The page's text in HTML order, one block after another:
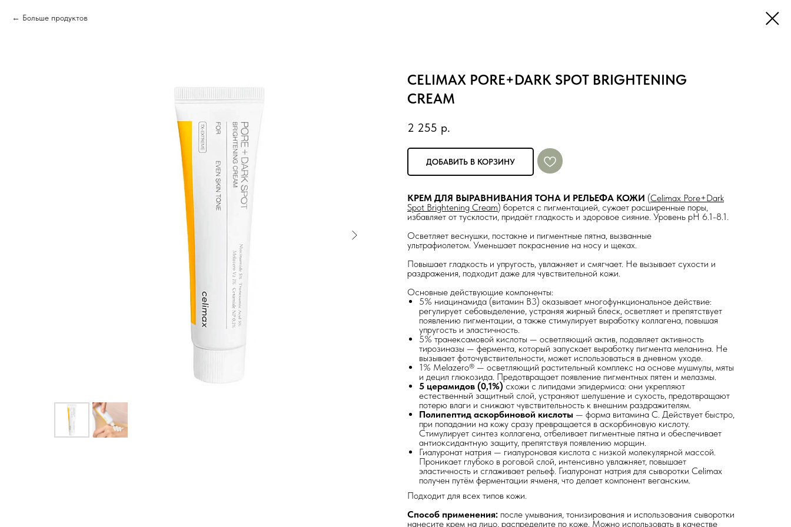
Больше продуктов
CELIMAX PORE+DARK SPOT BRIGHTENING
CREAM
2 255 р.
ДОБАВИТЬ В КОРЗИНУ
КРЕМ ДЛЯ ВЫРАВНИВАНИЯ ТОНА И РЕЛЬЕФА КОЖИ (Celimax Pore+Dark
Spot Brightening Cream) борется с пигментацией, сужает расширенные поры,
избавляет от тусклости, придаёт гладкость и здоровое сияние. Уровень pH 6.1-8.1.
Осветляет веснушки, постакне и пигментные пятна, вызванные
ультрафиолетом. Уменьшает покраснение на носу и щеках.
Повышает гладкость и упругость, увлажняет и смягчает. Не вызывает сухости и
раздражения, подходит даже для чувствительной кожи.
Основные действующие компоненты:
5% ниацинамида (витамин B3) оказывает многофункциональное действие:
регулирует себовыделение, устраняя жирный блеск, осветляет и препятствует
появлению пигментации, а также стимулирует выработку коллагена, повышая
упругость и эластичность.
5% транексамовой кислоты — осветляющий актив, подавляет активность
тирозиназы — фермента, который запускает выработку пигмента меланина. Не
вызывает фоточувствительности, может использоваться в дневном уходе.
1% Melazero® — осветляющий растительный комплекс на основе мушмулы, мяты
и децил глюкозида. Предотвращает появление пигментных пятен и мелазмы.
5 церамидов (0,1%) схожи с липидами эпидермиса: они укрепляют
естественный защитный слой, устраняют шелушение и сухость, предотвращают
потерю влаги и снижают чувствительность к внешним раздражителям.
Полипептид аскорбиновой кислоты — форма витамина C. Действует быстро,
при попадании на кожу сразу превращается в аскорбиновую кислоту.
Стимулирует синтез коллагена, отбеливает пигментные пятна и обеспечивает
антиоксидантную защиту, препятствуя появлению морщин.
Гиалуронат натрия — гиалуроновая кислота с низкой молекулярной массой.
Проникает глубоко в роговой слой, интенсивно увлажняет, повышает
эластичность и сглаживает рельеф. Гиалуронат натрия для сыворотки Celimax
получен путём ферментации ячменя, что делает компонент веганским.
Подходит для всех типов кожи.
Способ применения: после умывания, тонизирования и использования сыворотки
нанесите крем на лицо, распределите по коже. Можно использовать в качестве